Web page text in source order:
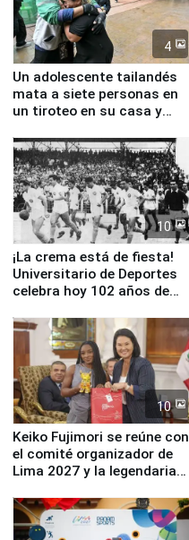
4
Un adolescente tailandés
mata a siete personas en
un tiroteo en su casa y
10
¡La crema está de fiesta!
Universitario de Deportes
celebra hoy 102 años de
10
Keiko Fujimori se reúne con
el comité organizador de
Lima 2027 y la legendaria